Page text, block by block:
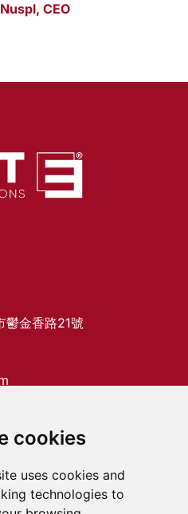
cookies
uses cookies and
technologies to
CEO
鬱金香路21號